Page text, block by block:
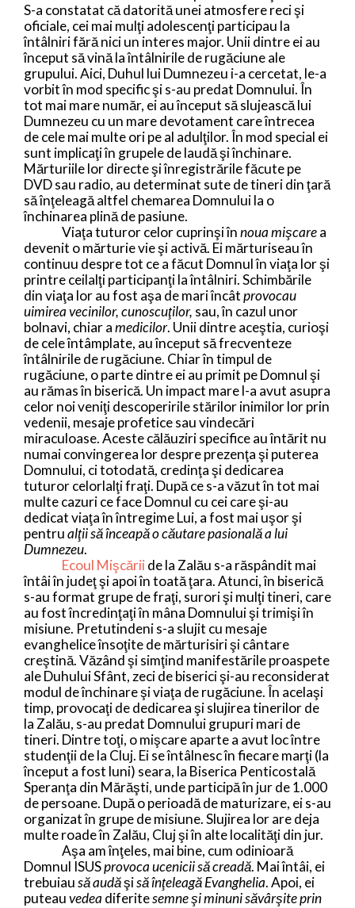
S-a constatat că datorită unei atmosfere reci şi
oficiale, cei mai mulţi adolescenţi participau la
întâlniri fără nici un interes major. Unii dintre ei au
început să vină la întâlnirile de rugăciune ale
grupului. Aici, Duhul lui Dumnezeu i-a cercetat, le-a
vorbit în mod specific şi s-au predat Domnului. În
tot mai mare număr, ei au început să slujească lui
Dumnezeu cu un mare devotament care întrecea
de cele mai multe ori pe al adulţilor. În mod special ei
sunt implicaţi în grupele de laudă şi închinare.
Mărturiile lor directe şi înregistrările făcute pe
DVD sau radio, au determinat sute de tineri din ţară
să înţeleagă altfel chemarea Domnului la o
închinarea plină de pasiune.
Viaţa tuturor celor cuprinşi înnoua mişcarea
devenit o mărturie vie şi activă. Ei mărturiseau în
continuu despre tot ce a făcut Domnul în viaţa lor şi
printre ceilalţi participanţi la întâlniri. Schimbările
din viaţa lor au fost aşa de mari încâtprovocau
uimirea vecinilor, cunoscuţilor, sau, în cazul unor
bolnavi, chiar amedicilor. Unii dintre aceştia, curioşi
de cele întâmplate, au început să frecventeze
întâlnirile de rugăciune. Chiar în timpul de
rugăciune, o parte dintre ei au primit pe Domnul şi
au rămas în biserică. Un impact mare l-a avut asupra
celor noi veniţi descoperirile stărilor inimilor lor prin
vedenii, mesaje profetice sau vindecări
miraculoase. Aceste călăuziri specifice au întărit nu
numai convingerea lor despre prezenţa şi puterea
Domnului, ci totodată, credinţa şi dedicarea
tuturor celorlalţi fraţi. După ce s-a văzut în tot mai
multe cazuri ce face Domnul cu cei care şi-au
dedicat viaţa în întregime Lui, a fost mai uşor şi
pentrualţii să înceapă o căutare pasională a lui
Dumnezeu.
Ecoul Mişcăriide la Zalău s-a răspândit mai
întâi în judeţ şi apoi în toată ţara. Atunci, în biserică
s-au format grupe de fraţi, surori şi mulţi tineri, care
au fost încredinţaţi în mâna Domnului şi trimişi în
misiune. Pretutindeni s-a slujit cu mesaje
evanghelice însoţite de mărturisiri şi cântare
creştină. Văzând şi simţind manifestările proaspete
ale Duhului Sfânt, zeci de biserici şi-au reconsiderat
modul de închinare şi viaţa de rugăciune. În acelaşi
timp, provocaţi de dedicarea şi slujirea tinerilor de
la Zalău, s-au predat Domnului grupuri mari de
tineri. Dintre toţi, o mişcare aparte a avut loc între
studenţii de la Cluj. Ei se întâlnesc în fiecare marţi (la
început a fost luni) seara, la Biserica Penticostală
Speranţa din Mărăşti, unde participă în jur de 1.000
de persoane. După o perioadă de maturizare, ei s-au
organizat în grupe de misiune. Slujirea lor are deja
multe roade în Zalău, Cluj şi în alte localităţi din jur.
Aşa am înţeles, mai bine, cum odinioară
Domnul ISUSprovoca ucenicii să creadă. Mai întâi, ei
trebuiausă audăşisă înţeleagă Evanghelia. Apoi, ei
puteauvedea diferitesemne şi minuni săvârşite prin